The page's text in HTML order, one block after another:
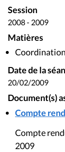
Session
2008 - 2009
Matières
Date de la
20/02/2009
Document(s)
Compte
Compte
2009